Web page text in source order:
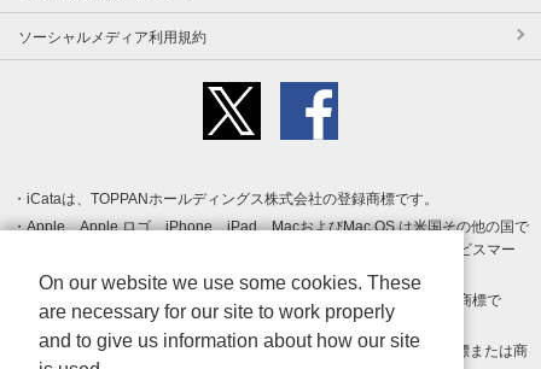
ソーシャルメディア利用規約
iCataは、TOPPANホールディングス株式会社の登録商標です。
Apple、Apple ロゴ、iPhone、iPad、MacおよびMac OS は米国その他の国で
登録された Apple Inc. の商標です。App Store は Apple Inc. のサービスマー
クです。
Android、Google Play および Google Play ロゴ は Google LLC の商標で
す。
Windows は Microsoft Inc.の米国およびその他の国における登録商標または商
On our website we use some cookies. These
are necessary for our site to work properly
and to give us information about how our site